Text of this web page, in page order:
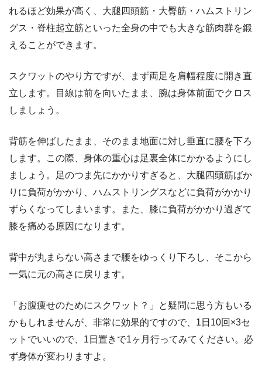
れるほど効果が高く、大腿四頭筋・大臀筋・ハムストリン
グス・脊柱起立筋といった全身の中でも大きな筋肉群を鍛
えることができます。
スクワットのやり方ですが、まず両足を肩幅程度に開き直
立します。目線は前を向いたまま、腕は身体前面でクロス
しましょう。
背筋を伸ばしたまま、そのまま地面に対し垂直に腰を下ろ
します。この際、身体の重心は足裏全体にかかるようにし
ましょう。足のつま先にかかりすぎると、大腿四頭筋ばか
りに負荷がかかり、ハムストリングスなどに負荷がかかり
ずらくなってしまいます。また、膝に負荷がかかり過ぎて
膝を痛める原因になります。
背中が丸まらない高さまで腰をゆっくり下ろし、そこから
一気に元の高さに戻ります。
「お腹痩せのためにスクワット？」と疑問に思う方もいる
かもしれませんが、非常に効果的ですので、1日10回×3セ
ットでいいので、1日置きで1ヶ月行ってみてください。必
ず身体が変わりますよ。